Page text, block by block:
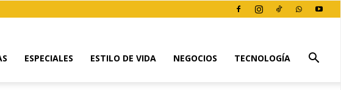
ESPECIALES ESTILO DE VIDA NEGOCIOS TECNOLOGÍA